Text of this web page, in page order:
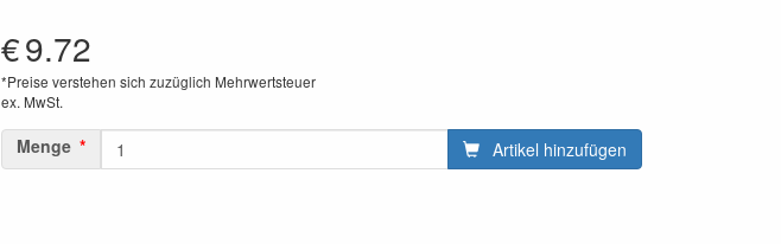
€9.72
*Preise verstehen sich zuzüglich Mehrwertsteuer
ex. MwSt.
Menge Artikel hinzufügen